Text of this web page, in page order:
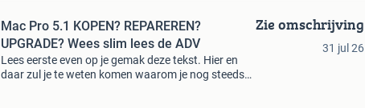
Mac Pro 5.1 KOPEN? REPAREREN?
UPGRADE? Wees slim lees de ADV
Lees eerste even op je gemak deze tekst. Hier en
daar zul je te weten komen waarom je nog steeds
Zie omschrijving
31 jul 26